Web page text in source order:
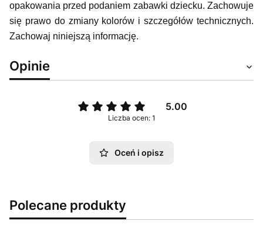
opakowania przed podaniem zabawki dziecku. Zachowuje
się prawo do zmiany kolorów i szczegółów technicznych.
Zachowaj niniejszą informację.
Opinie
5.00
Liczba ocen: 1
Oceń i opisz
Polecane produkty